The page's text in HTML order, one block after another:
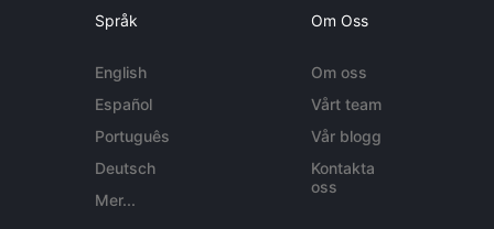
Språk
English
Español
Português
Deutsch
Mer...
Om Oss
Om oss
Vårt team
Vår blogg
Kontakta
oss